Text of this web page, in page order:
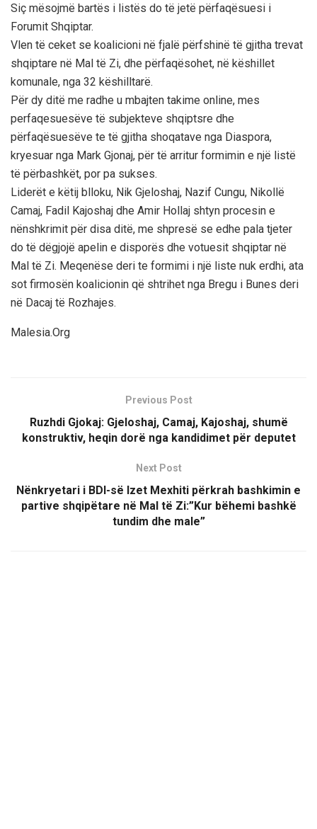
Siç mësojmë bartës i listës do të jetë përfaqësuesi i
Forumit Shqiptar.
Vlen të ceket se koalicioni në fjalë përfshinë të gjitha trevat
shqiptare në Mal të Zi, dhe përfaqësohet, në këshillet
komunale, nga 32 këshilltarë.
Për dy ditë me radhe u mbajten takime online, mes
perfaqesuesëve të subjekteve shqiptsre dhe
përfaqësuesëve te të gjitha shoqatave nga Diaspora,
kryesuar nga Mark Gjonaj, për të arritur formimin e një listë
të përbashkët, por pa sukses.
Liderët e këtij blloku, Nik Gjeloshaj, Nazif Cungu, Nikollë
Camaj, Fadil Kajoshaj dhe Amir Hollaj shtyn procesin e
nënshkrimit për disa ditë, me shpresë se edhe pala tjeter
do të dëgjojë apelin e disporës dhe votuesit shqiptar në
Mal të Zi. Meqenëse deri te formimi i një liste nuk erdhi, ata
sot firmosën koalicionin që shtrihet nga Bregu i Bunes deri
në Dacaj të Rozhajes.
Malesia.Org
Previous Post
Ruzhdi Gjokaj: Gjeloshaj, Camaj, Kajoshaj, shumë
konstruktiv, heqin dorë nga kandidimet për deputet
Next Post
Nënkryetari i BDI-së Izet Mexhiti përkrah bashkimin e
partive shqipëtare në Mal të Zi:”Kur bëhemi bashkë
tundim dhe male”